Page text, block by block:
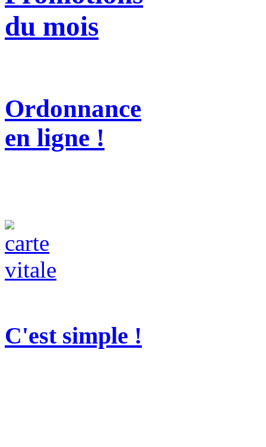
du mois
Ordonnance
en ligne !
C'est simple !